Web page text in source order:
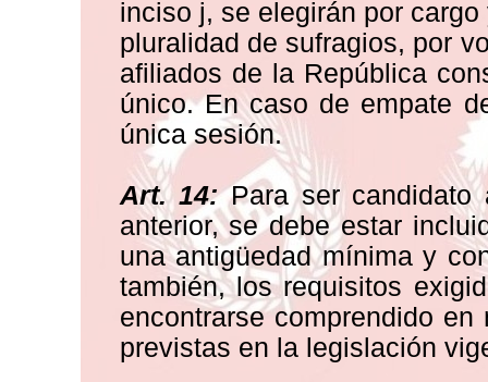
inciso j, se elegirán por
pluralidad de sufragios, por
afiliados de la República
único. En caso de empate
única sesión.
Art. 14:Para ser candidato
anterior, se debe estar
una antigüedad mínima y
también, los requisitos
encontrarse comprendido
previstas en la legislación